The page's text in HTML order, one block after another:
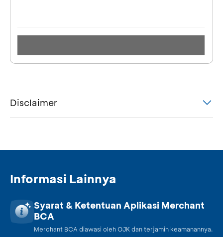
Disclaimer
Informasi Lainnya
Syarat & Ketentuan Aplikasi Merchant
BCA
Merchant BCA diawasi oleh OJK dan terjamin keamanannya.